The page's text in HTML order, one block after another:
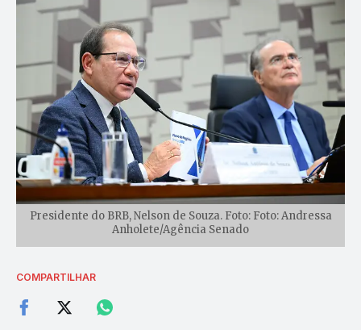
Presidente do BRB, Nelson de Souza. Foto: Foto: Andressa
Anholete/Agência Senado
COMPARTILHAR